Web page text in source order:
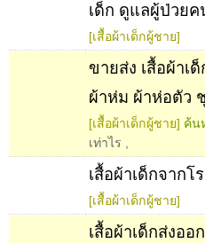
เด็ก ดูแลผู้ป่วย
[เสื้อผ้าเด็กผู้ชาย]
ขายส่ง เสื้อผ้าเ
ผ้าห่ม ผ้าห่อตัว
[เสื้อผ้าเด็กผู้ชาย] ค้น
เท่าไร
เสื้อผ้าเด็กจากโ
[เสื้อผ้าเด็กผู้ชาย]
เสื้อผ้าเด็กส่งอ